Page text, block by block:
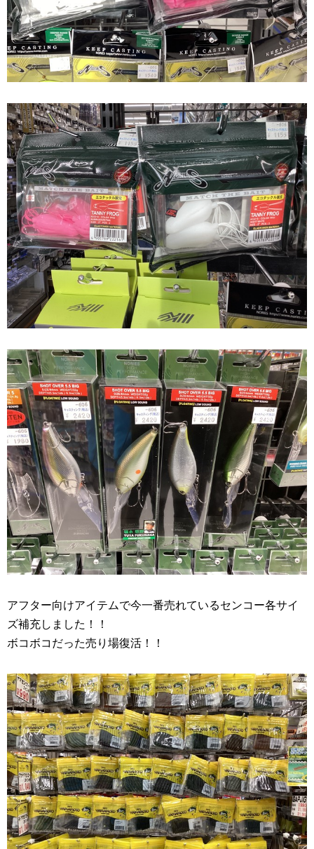
アフター向けアイテムで今一番売れているセンコー各サイ
ズ補充しました！！
ボコボコだった売り場復活！！